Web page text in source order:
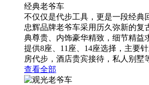
经典老爷车
不仅仅是代步工具，更是一段经典
忠辉品牌老爷车采用历久弥新的复
典尊贵、内饰豪华精致，细节精益
提供8座、11座、14座选择，主要
房代步，酒店贵宾接待，私人别墅
查看全部